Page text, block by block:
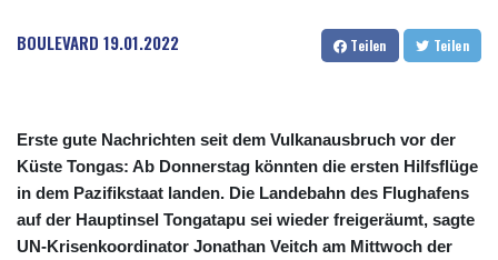
CUC 1.156136
CUP 30.637594
DKK 7.477932
DOP 67.345355
DZD 153.688625
EGP 57.293288
ERN 17.342035
BOULEVARD 19.01.2022 Teilen Teilen
Erste gute Nachrichten seit dem Vulkanausbruch vor der
Küste Tongas: Ab Donnerstag könnten die ersten Hilfsflüge
in dem Pazifikstaat landen. Die Landebahn des Flughafens
auf der Hauptinsel Tongatapu sei wieder freigeräumt, sagte
UN-Krisenkoordinator Jonathan Veitch am Mittwoch der